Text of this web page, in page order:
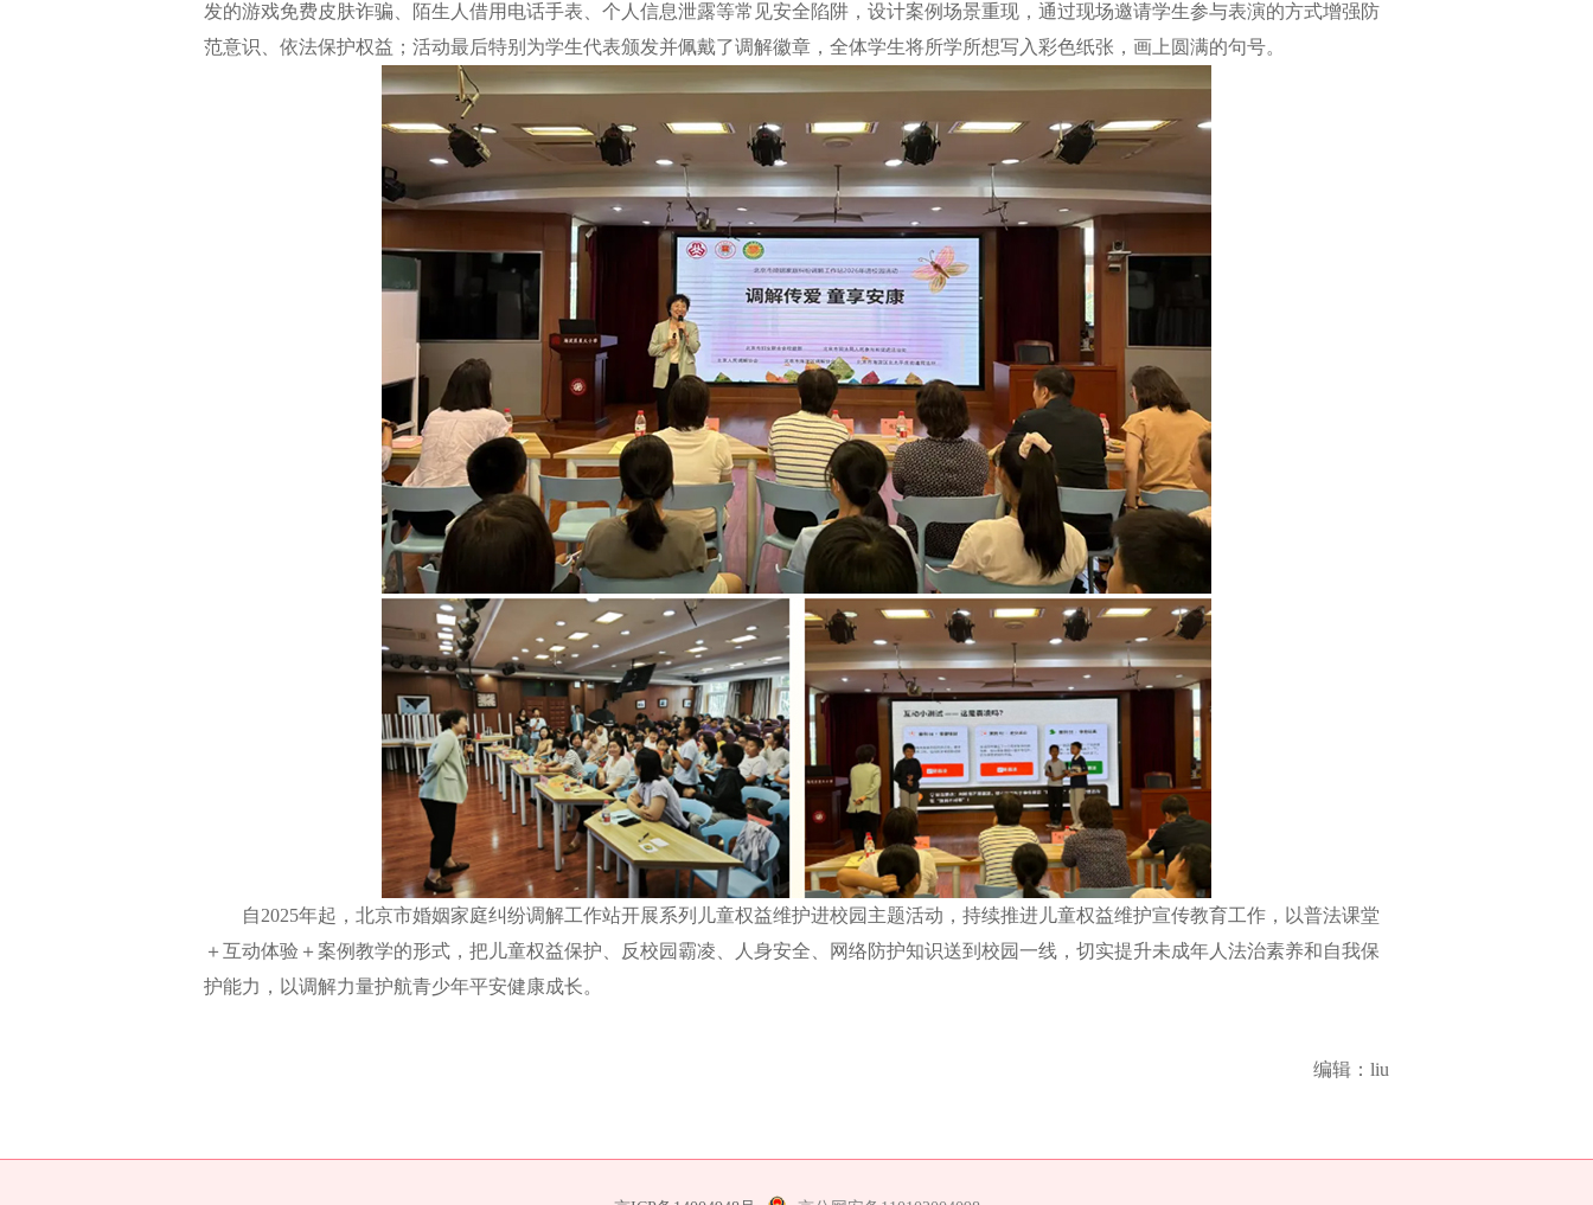
发的游戏免费皮肤诈骗、陌生人借用电话手表、个人信息泄露等常见安全陷阱，设计案例场景重现，通过现场邀请学生参与表演的方式增强防
范意识、依法保护权益；活动最后特别为学生代表颁发并佩戴了调解徽章，全体学生将所学所想写入彩色纸张，画上圆满的句号。
自2025年起，北京市婚姻家庭纠纷调解工作站开展系列儿童权益维护进校园主题活动，持续推进儿童权益维护宣传教育工作，以普法课堂
＋互动体验＋案例教学的形式，把儿童权益保护、反校园霸凌、人身安全、网络防护知识送到校园一线，切实提升未成年人法治素养和自我保
护能力，以调解力量护航青少年平安健康成长。
编辑：liu